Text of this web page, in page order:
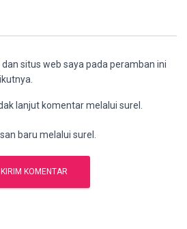
situs web saya pada peramban ini
lanjut komentar melalui surel.
baru melalui surel.